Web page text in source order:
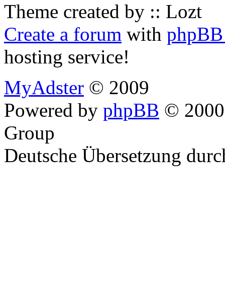
Theme created by :: Lozt
Create a forum with
hosting service!
MyAdster © 2009
Powered by phpBB ©
Group
Deutsche Übersetzung